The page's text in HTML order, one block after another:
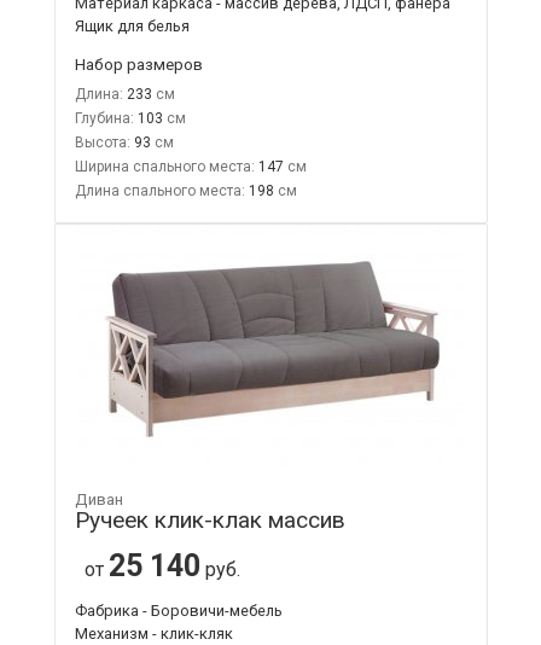
Ящик для белья
Набор размеров
Длина: 233
Глубина: 103
Высота: 93
Ширина спального места: 147
Длина спального места: 198
Диван
Ручеек клик-клак массив
от 25 140 руб.
Фабрика - Боровичи-мебель
Механизм - клик-кляк